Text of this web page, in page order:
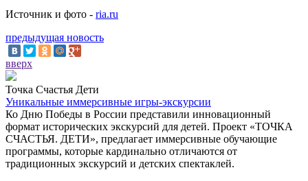
Источник и фото - ria.ru
предыдущая новость
вверх
Точка Счастья Дети
Уникальные иммерсивные игры-экскурсии
Ко Дню Победы в России представили инновационный
формат исторических экскурсий для детей. Проект «ТОЧКА
СЧАСТЬЯ. ДЕТИ», предлагает иммерсивные обучающие
программы, которые кардинально отличаются от
традиционных экскурсий и детских спектаклей.